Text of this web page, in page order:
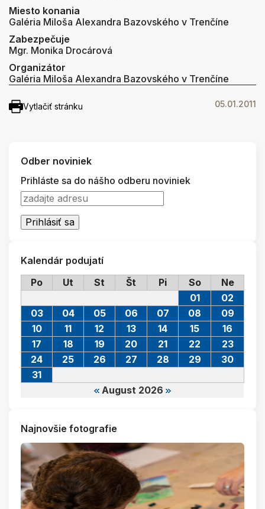
Miesto konania
Galéria Miloša Alexandra Bazovského v Trenčíne
Zabezpečuje
Mgr. Monika Drocárová
Organizátor
Galéria Miloša Alexandra Bazovského v Trenčíne
Vytlačiť stránku 05.01.2011
Odber noviniek
Prihláste sa do nášho odberu noviniek
Kalendár podujatí
Po
Ut St Št Pi So Ne
August 2026
01
02
03
04 05 06 07 08
09
10
11 12 13 14 15
16
17
18 19 20 21 22
23
24
25 26 27 28 29
30
31
Najnovšie fotografie